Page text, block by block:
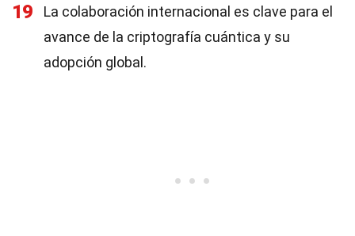
19
La colaboración internacional es clave para el
avance de la criptografía cuántica y su
adopción global.